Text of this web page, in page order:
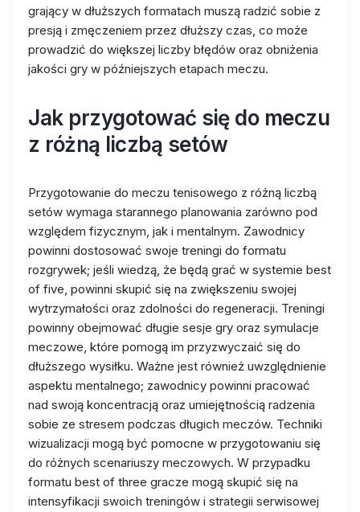
grający w dłuższych formatach muszą radzić sobie z
presją i zmęczeniem przez dłuższy czas, co może
prowadzić do większej liczby błędów oraz obniżenia
jakości gry w późniejszych etapach meczu.
Jak przygotować się do meczu
z różną liczbą setów
Przygotowanie do meczu tenisowego z różną liczbą
setów wymaga starannego planowania zarówno pod
względem fizycznym, jak i mentalnym. Zawodnicy
powinni dostosować swoje treningi do formatu
rozgrywek; jeśli wiedzą, że będą grać w systemie best
of five, powinni skupić się na zwiększeniu swojej
wytrzymałości oraz zdolności do regeneracji. Treningi
powinny obejmować długie sesje gry oraz symulacje
meczowe, które pomogą im przyzwyczaić się do
dłuższego wysiłku. Ważne jest również uwzględnienie
aspektu mentalnego; zawodnicy powinni pracować
nad swoją koncentracją oraz umiejętnością radzenia
sobie ze stresem podczas długich meczów. Techniki
wizualizacji mogą być pomocne w przygotowaniu się
do różnych scenariuszy meczowych. W przypadku
formatu best of three gracze mogą skupić się na
intensyfikacji swoich treningów i strategii serwisowej